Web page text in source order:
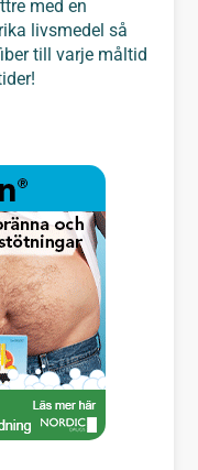
med en
livsmedel så
till varje måltid